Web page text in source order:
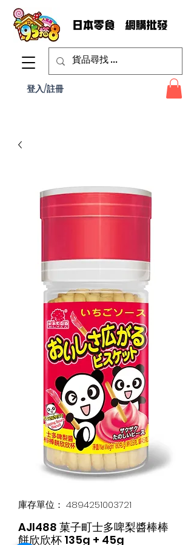
登入/註冊
庫存單位： 4894251003721
AJI488 菓子町士多啤梨醬棒棒
餅欣欣杯 135g + 45g